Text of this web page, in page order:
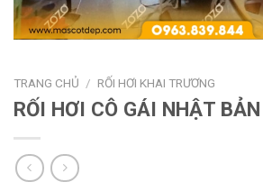
TRANG CHỦ / RỐI HƠI KHAI TRƯƠNG
RỐI HƠI CÔ GÁI NHẬT BẢN